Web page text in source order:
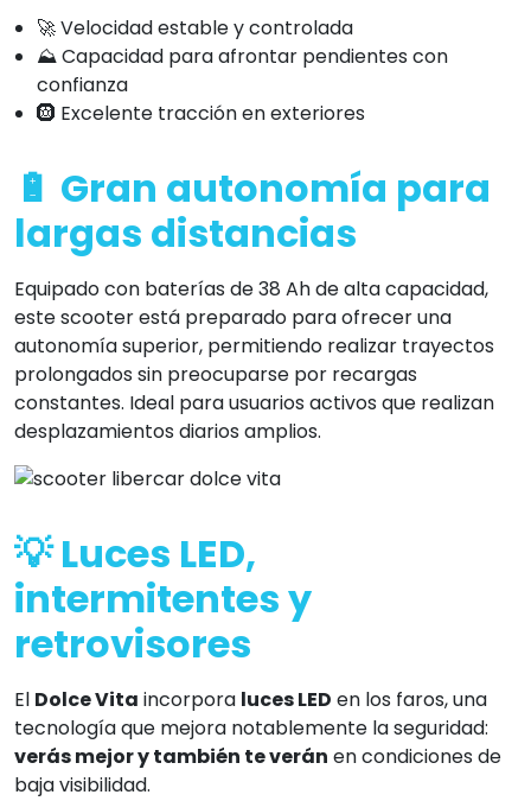
🚀 Velocidad estable y controlada
⛰️ Capacidad para afrontar pendientes con
confianza
🛞 Excelente tracción en exteriores
🔋 Gran autonomía para
largas distancias
Equipado con baterías de 38 Ah de alta capacidad,
este scooter está preparado para ofrecer una
autonomía superior, permitiendo realizar trayectos
prolongados sin preocuparse por recargas
constantes. Ideal para usuarios activos que realizan
desplazamientos diarios amplios.
💡 Luces LED,
intermitentes y
retrovisores
El Dolce Vita incorpora luces LED en los faros, una
tecnología que mejora notablemente la seguridad:
verás mejor y también te verán en condiciones de
baja visibilidad.